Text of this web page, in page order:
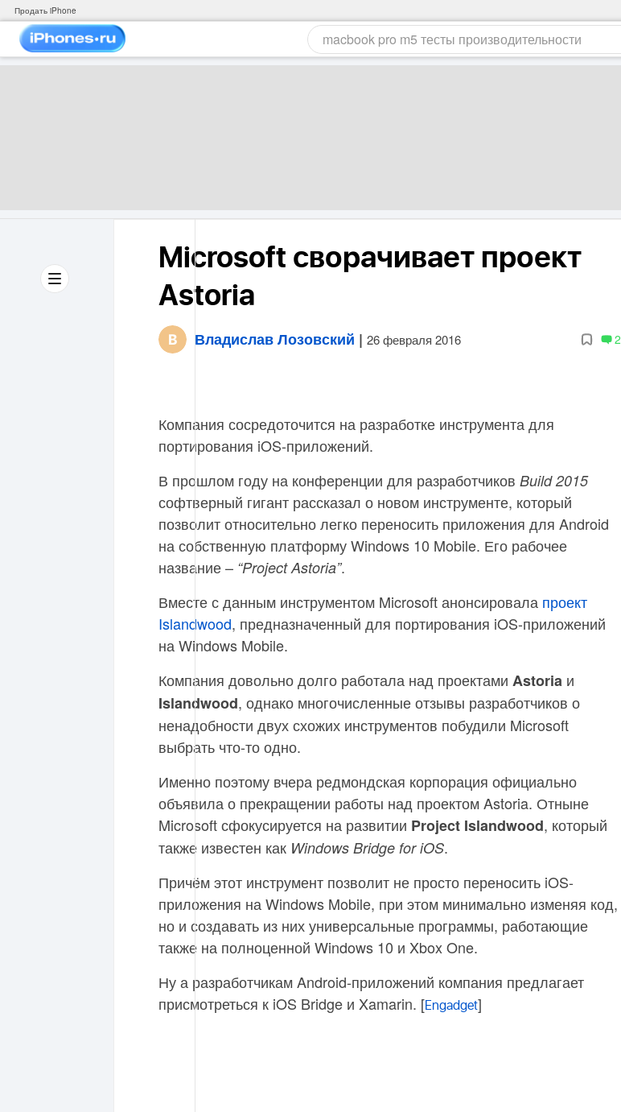
Продать iPhone
Microsoft сворачивает проект
Astoria
Владислав Лозовский | 26 февраля 2016 2
Компания сосредоточится на разработке инструмента для
портирования iOS-приложений.
В прошлом году на конференции для разработчиков Build 2015
софтверный гигант рассказал о новом инструменте, который
позволит относительно легко переносить приложения для Android
на собственную платформу Windows 10 Mobile. Его рабочее
название – “Project Astoria”.
Вместе с данным инструментом Microsoft анонсировала проект
Islandwood, предназначенный для портирования iOS-приложений
на Windows Mobile.
Компания довольно долго работала над проектами Astoria и
Islandwood, однако многочисленные отзывы разработчиков о
ненадобности двух схожих инструментов побудили Microsoft
выбрать что-то одно.
Именно поэтому вчера редмондская корпорация официально
объявила о прекращении работы над проектом Astoria. Отныне
Microsoft сфокусируется на развитии Project Islandwood, который
также известен как Windows Bridge for iOS.
Причём этот инструмент позволит не просто переносить iOS-
приложения на Windows Mobile, при этом минимально изменяя код,
но и создавать из них универсальные программы, работающие
также на полноценной Windows 10 и Xbox One.
Ну а разработчикам Android-приложений компания предлагает
присмотреться к iOS Bridge и Xamarin. [Engadget]